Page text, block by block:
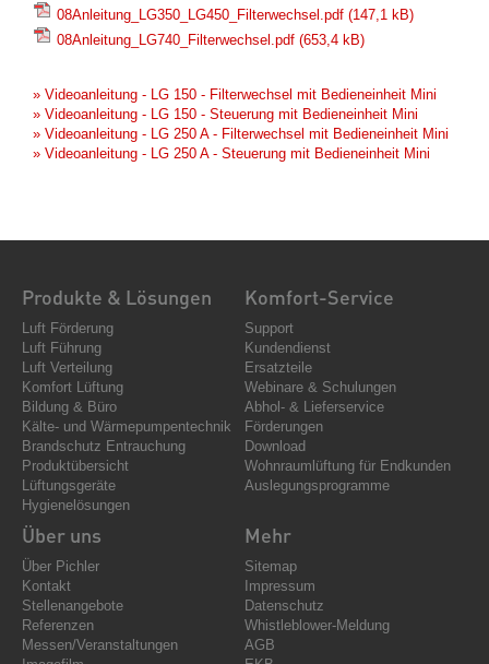
08Anleitung_LG350_LG450_Filterwechsel.pdf (147,1 kB)
08Anleitung_LG740_Filterwechsel.pdf (653,4 kB)
» Videoanleitung - LG 150 - Filterwechsel mit Bedieneinheit Mini
» Videoanleitung - LG 150 - Steuerung mit Bedieneinheit Mini
» Videoanleitung - LG 250 A - Filterwechsel mit Bedieneinheit Mini
» Videoanleitung - LG 250 A - Steuerung mit Bedieneinheit Mini
Produkte & Lösungen
Luft Förderung
Luft Führung
Luft Verteilung
Komfort Lüftung
Bildung & Büro
Kälte- und Wärmepumpentechnik
Brandschutz Entrauchung
Produktübersicht
Lüftungsgeräte
Hygienelösungen
Komfort-Service
Support
Kundendienst
Ersatzteile
Webinare & Schulungen
Abhol- & Lieferservice
Förderungen
Download
Wohnraumlüftung für Endkunden
Auslegungsprogramme
Über uns
Über Pichler
Kontakt
Stellenangebote
Referenzen
Messen/Veranstaltungen
Mehr
Sitemap
Impressum
Datenschutz
Whistleblower-Meldung
AGB